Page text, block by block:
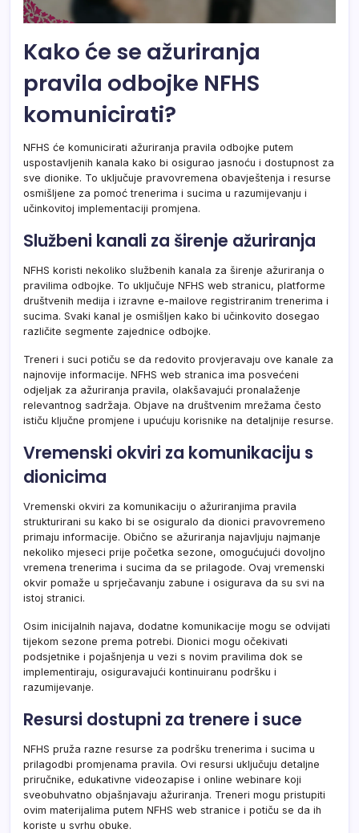
Kako će se ažuriranja
pravila odbojke NFHS
komunicirati?
NFHS će komunicirati ažuriranja pravila odbojke putem
uspostavljenih kanala kako bi osigurao jasnoću i dostupnost za
sve dionike. To uključuje pravovremena obavještenja i resurse
osmišljene za pomoć trenerima i sucima u razumijevanju i
učinkovitoj implementaciji promjena.
Službeni kanali za širenje ažuriranja
NFHS koristi nekoliko službenih kanala za širenje ažuriranja o
pravilima odbojke. To uključuje NFHS web stranicu, platforme
društvenih medija i izravne e-mailove registriranim trenerima i
sucima. Svaki kanal je osmišljen kako bi učinkovito dosegao
različite segmente zajednice odbojke.
Treneri i suci potiču se da redovito provjeravaju ove kanale za
najnovije informacije. NFHS web stranica ima posvećeni
odjeljak za ažuriranja pravila, olakšavajući pronalaženje
relevantnog sadržaja. Objave na društvenim mrežama često
ističu ključne promjene i upućuju korisnike na detaljnije resurse.
Vremenski okviri za komunikaciju s
dionicima
Vremenski okviri za komunikaciju o ažuriranjima pravila
strukturirani su kako bi se osiguralo da dionici pravovremeno
primaju informacije. Obično se ažuriranja najavljuju najmanje
nekoliko mjeseci prije početka sezone, omogućujući dovoljno
vremena trenerima i sucima da se prilagode. Ovaj vremenski
okvir pomaže u sprječavanju zabune i osigurava da su svi na
istoj stranici.
Osim inicijalnih najava, dodatne komunikacije mogu se odvijati
tijekom sezone prema potrebi. Dionici mogu očekivati
podsjetnike i pojašnjenja u vezi s novim pravilima dok se
implementiraju, osiguravajući kontinuiranu podršku i
razumijevanje.
Resursi dostupni za trenere i suce
NFHS pruža razne resurse za podršku trenerima i sucima u
prilagodbi promjenama pravila. Ovi resursi uključuju detaljne
priručnike, edukativne videozapise i online webinare koji
sveobuhvatno objašnjavaju ažuriranja. Treneri mogu pristupiti
ovim materijalima putem NFHS web stranice i potiču se da ih
koriste u svrhu obuke.